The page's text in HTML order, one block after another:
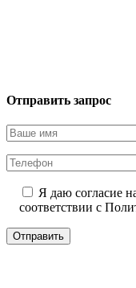
Отправить запрос
Я даю согласие
соответствии с